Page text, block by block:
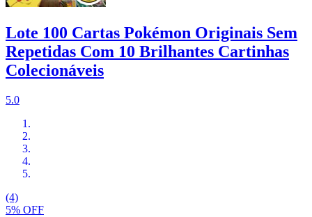
Lote 100 Cartas Pokémon Originais Sem
Repetidas Com 10 Brilhantes Cartinhas
Colecionáveis
5.0
(4)
5% OFF